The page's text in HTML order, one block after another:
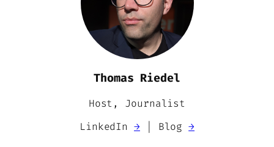
Thomas Riedel
Host, Journalist
LinkedIn→ | Blog→